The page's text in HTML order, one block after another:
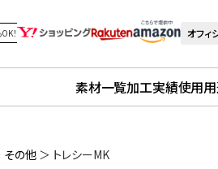
！ オフィ
素材一覧加工実績使用
その他 ＞ トレシーMK